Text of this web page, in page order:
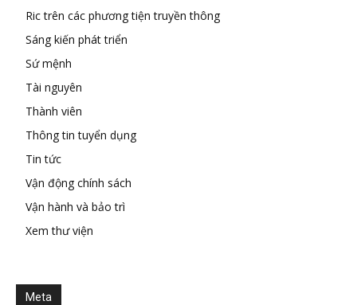
Ric trên các phương tiện truyền thông
Sáng kiến phát triển
Sứ mệnh
Tài nguyên
Thành viên
Thông tin tuyển dụng
Tin tức
Vận động chính sách
Vận hành và bảo trì
Xem thư viện
Meta